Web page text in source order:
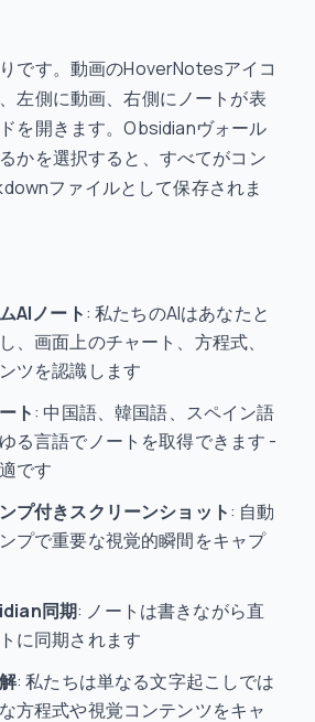
です。動画のHoverNotesアイコ
左側に動画、右側にノートが表
を開きます。Obsidianヴォール
かを選択すると、すべてがコン
ファイルとして保存されま
AIノート: 私たちのAIはあなたと
、画面上のチャート、方程式、
ツを認識します
ト: 中国語、韓国語、スペイン語
る言語でノートを取得できます -
です
プ付きスクリーンショット: 自動
プで重要な視覚的瞬間をキャプ
同期: ノートは書きながら直
に同期されます
: 私たちは単なる文字起こしでは
方程式や視覚コンテンツをキャ